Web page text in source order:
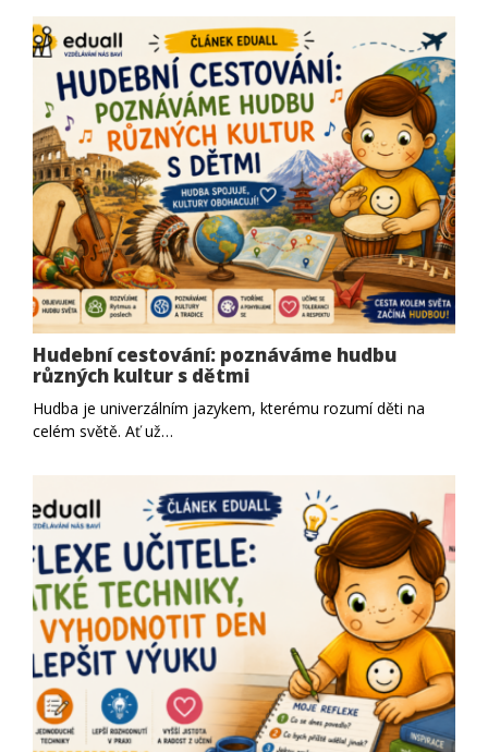
Hudební cestování: poznáváme hudbu
různých kultur s dětmi
Hudba je univerzálním jazykem, kterému rozumí děti na
celém světě. Ať už…